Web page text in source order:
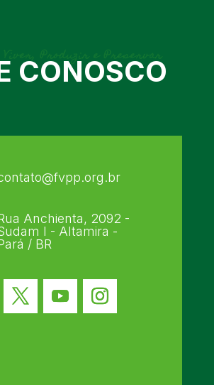
Viver, Produzir e Preservar
CONOSCO
Anchienta, 2092 -
I - Altamira -
/ BR